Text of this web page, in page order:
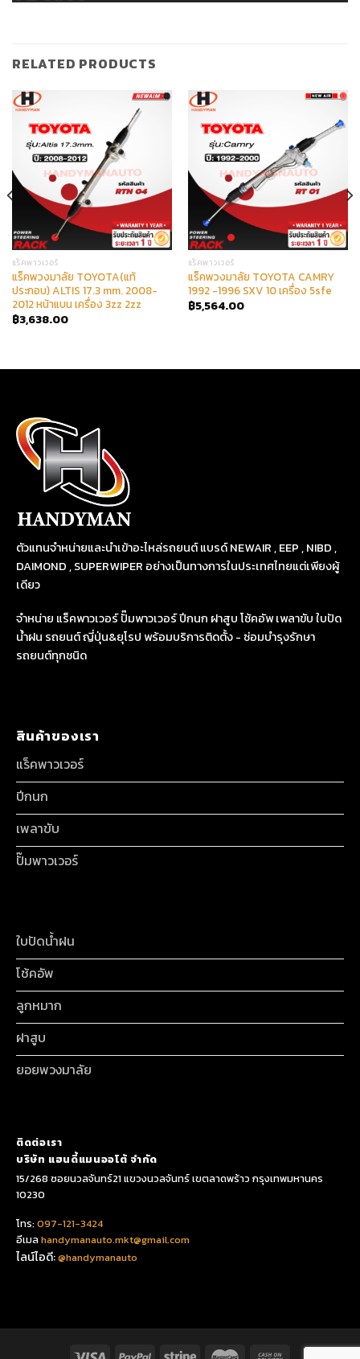
RELATED PRODUCTS
แร็คพาวเวอร์
แร็คพวงมาลัย TOYOTA(แท้
ประกอบ) ALTIS 17.3 mm. 2008-
2012 หน้าแบน เครื่อง 3zz 2zz
฿3,638.00
แร็คพาวเวอร์
แร็คพวงมาลัย TOYOTA CAMRY
1992 -1996 SXV 10 เครื่อง 5sfe
฿5,564.00
ตัวแทนจำหน่ายและนำเข้าอะไหล่รถยนต์ แบรด์ NEWAIR , EEP , NIBD ,
DAIMOND , SUPERWIPER อย่างเป็นทางการในประเทศไทยแต่เพียงผู้
เดียว
จำหน่าย แร็คพาวเวอร์ ปั๊มพาวเวอร์ ปีกนก ฝาสูบ โช้คอัพ เพลาขับ ใบปัด
น้ำฝน รถยนต์ ญี่ปุ่น&ยุโรป พร้อมบริการติดตั้ง - ซ่อมบำรุงรักษา
รถยนต์ทุกชนิด
สินค้าของเรา
แร็คพาวเวอร์
ปีกนก
เพลาขับ
ปั๊มพาวเวอร์
ใบปัดน้ำฝน
โช้คอัพ
ลูกหมาก
ฝาสูบ
ยอยพวงมาลัย
ติดต่อเรา
บริษัท แฮนดี้แมนออโต้ จำกัด
15/268 ซอยนวลจันทร์21 แขวงนวลจันทร์ เขตลาดพร้าว กรุงเทพมหานคร
10230
โทร:097-121-3424
อีเมลhandymanauto.mkt@gmail.com
ไลน์ไอดี:@handymanauto